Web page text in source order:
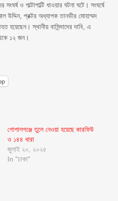
সংঘর্ষ ও পাল্টাপাল্টি ধাওয়ার ঘটনা ঘটে। সংঘর্ষে
উদ্দিন, প্রক্টর অধ্যাপক তানভীর মোহাম্মদ
স্থানীয় বাসিন্দাদের দাবি, এ
১২ জন।
গোপালগঞ্জে তুলে নেওয়া হয়েছে কারফিউ
ও ১৪৪ ধারা
জুলাই ২০, ২০২৫
In "ঢাকা"